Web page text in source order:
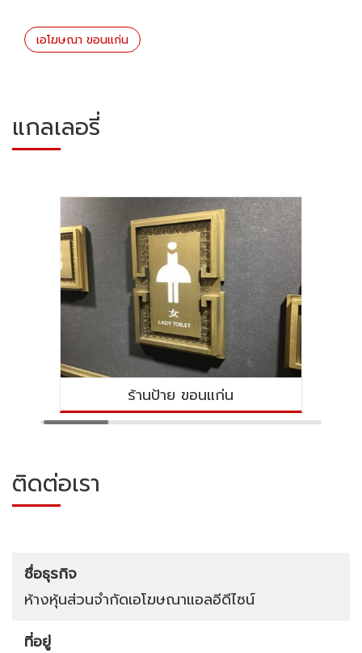
เอโฆษณา ขอนแก่น
แกลเลอรี่
ติดต่อเรา
ชื่อธุรกิจ
ห้างหุ้นส่วนจำกัดเอโฆษณาแอลอีดีไซน์
ที่อยู่